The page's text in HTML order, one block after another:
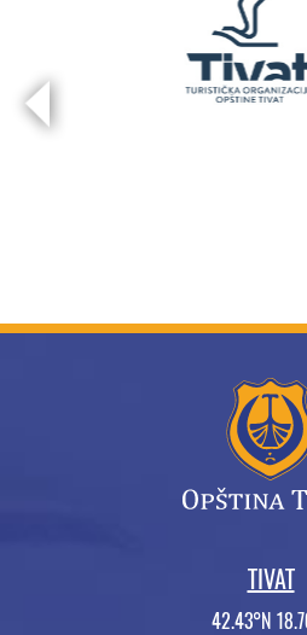
TIVAT
42.43°N